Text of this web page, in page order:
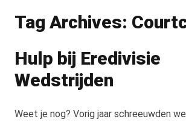
Tag Archives:
Hulp bij Eredivisie
Wedstrijden
Weet je nog? Vorig jaar schreeuwden